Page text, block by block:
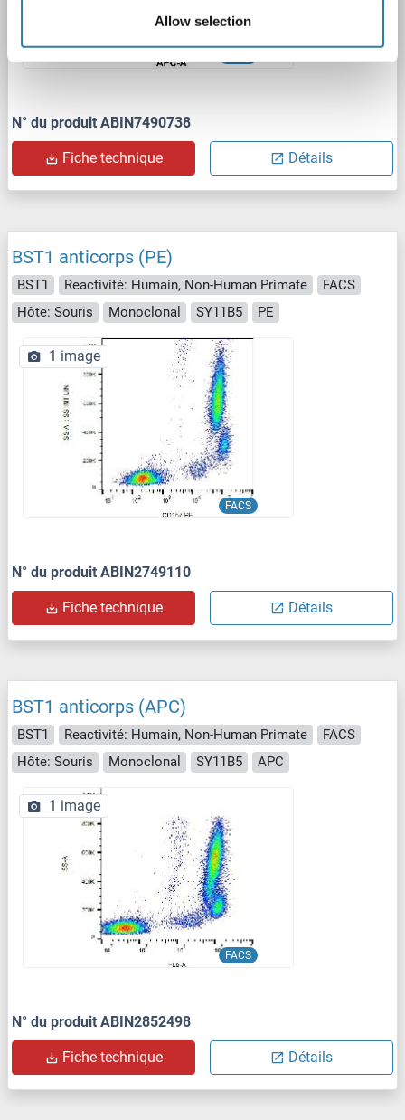
Allow selection
N° du produit ABIN7490738
Fiche technique Détails
BST1 anticorps (PE)
BST1 Reactivité: Humain, Non-Human Primate
FACS
Hôte: Souris
Monoclonal SY11B5 PE
FACS
1 image
N° du produit ABIN2749110
Fiche technique Détails
BST1 anticorps (APC)
BST1 Reactivité: Humain, Non-Human Primate
FACS
Hôte: Souris
Monoclonal SY11B5 APC
FACS
1 image
N° du produit ABIN2852498
Fiche technique Détails